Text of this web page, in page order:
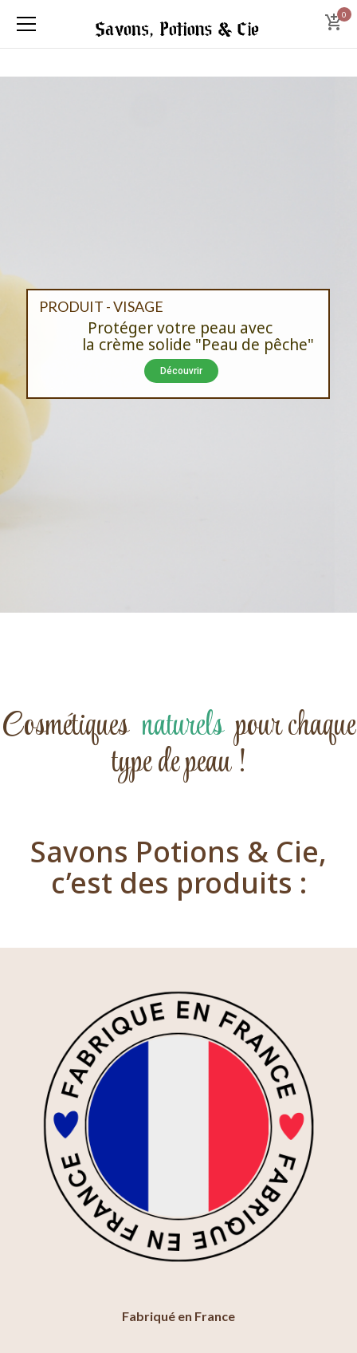
0
Découvrir
Protéger votre peau avec
la crème solide "Peau de pêche"
PRODUIT - VISAGE
Cosmétiques naturels pour chaque
type de peau !
Savons Potions & Cie,
c’est des produits :
Fabriqué en France